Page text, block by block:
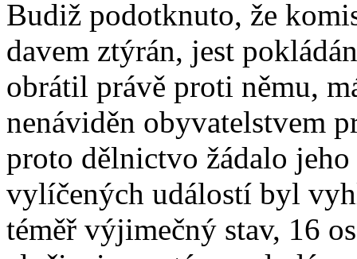
Budiž podotknuto, že
davem ztýrán, jest
obrátil právě proti němu,
nenáviděn obyvatelstvem
proto dělnictvo žádalo jeho
vylíčených událostí byl
téměř výjimečný stav, 16